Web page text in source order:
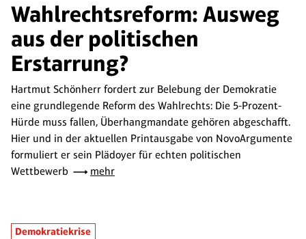
Wahlrechtsreform: Ausweg
aus der politischen
Erstarrung?
Hartmut Schönherr fordert zur Belebung der Demokratie
eine grundlegende Reform des Wahlrechts: Die 5-Prozent-
Hürde muss fallen, Überhangmandate gehören abgeschafft.
Hier und in der aktuellen Printausgabe von NovoArgumente
formuliert er sein Plädoyer für echten politischen
Wettbewerb
mehr
Demokratiekrise